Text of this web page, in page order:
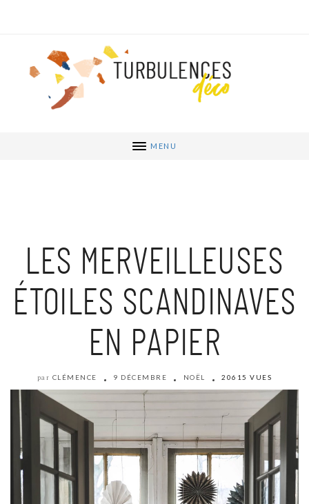
MENU
LES MERVEILLEUSES
ÉTOILES SCANDINAVES
EN PAPIER
par CLÉMENCE 9 DÉCEMBRE NOËL 20615 VUES